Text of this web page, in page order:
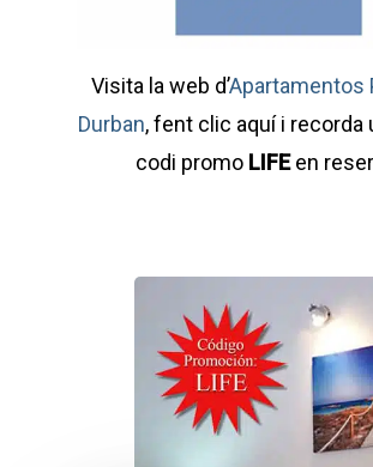
Visita la web d’Apartamentos
Durban, fent clic aquí i recorda
codi promo LIFEen